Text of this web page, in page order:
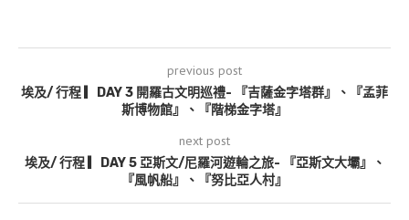
previous post
埃及/ 行程 ▎DAY 3 開羅古文明巡禮- 『吉薩金字塔群』、『孟菲
斯博物館』、『階梯金字塔』
next post
埃及/ 行程 ▎DAY 5 亞斯文/尼羅河遊輪之旅- 『亞斯文大壩』、
『風帆船』、『努比亞人村』